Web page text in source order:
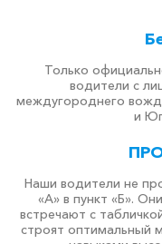
Только
водители с
междугороднего
и
Наши водители не
«А» в пункт «Б».
встречают с
строят оптимальный